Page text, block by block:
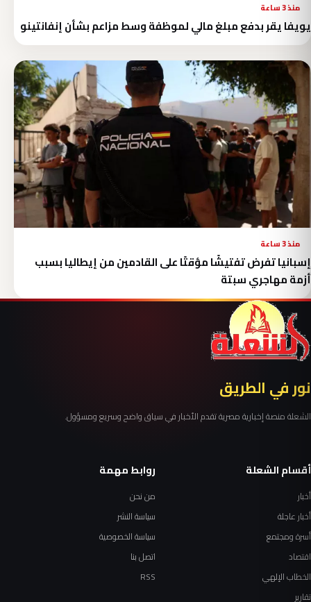
منذ 3 ساعة
يويفا يقر بدفع مبلغ مالي لموظفة وسط مزاعم بشأن إنفانتينو
منذ 3 ساعة
إسبانيا تفرض تفتيشًا مؤقتًا على القادمين من إيطاليا بسبب
أزمة مهاجري سبتة
نور في الطريق
الشعلة منصة إخبارية مصرية تقدم الأخبار في سياق واضح وسريع ومسؤول.
أقسام الشعلة
أخبار
أخبار عاجلة
أسرة ومجتمع
اقتصاد
الخطاب الإلهي
تقارير
روابط مهمة
من نحن
سياسة النشر
سياسة الخصوصية
اتصل بنا
RSS